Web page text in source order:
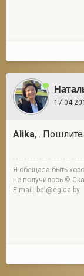
Alika, . Пошлите
Я обещала быть
не получилось ©
E-mail: bel@egida.by